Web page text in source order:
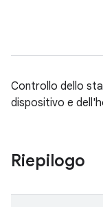
Controllo dello
dispositivo e
Riepilogo